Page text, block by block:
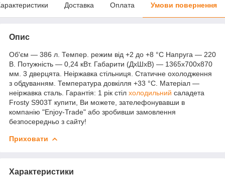
Доставка Оплата Умови повернення
Опис
Об'єм — 386 л. Темпер. режим від +2 до +8 °C Напруга — 220
В. Потужність — 0,24 кВт. Габарити (ДхШхВ) — 1365x700x870
мм. 3 дверцята. Неіржавка стільниця. Статичне охолодження
з обдуванням. Температура довкілля +33 °C. Матеріал —
неіржавка сталь. Гарантія: 1 рік стіл холодильний саладета
Frosty S903T купити, Ви можете, зателефонувавши в
компанію "Enjoy-Trade" або зробивши замовлення
безпосередньо з сайту!
Приховати
Характеристики